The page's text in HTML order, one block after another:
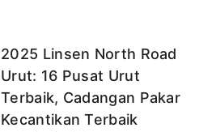
2025 Linsen North Road
Urut: 16 Pusat Urut
Terbaik, Cadangan Pakar
Kecantikan Terbaik